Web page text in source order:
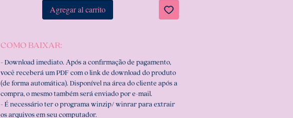
Agregar al carrito
COMO BAIXAR:
- Download imediato. Após a confirmação de pagamento,
você receberá um PDF com o link de download do produto
(de forma automática). Disponível na área do cliente após a
compra, o mesmo também será enviado por e-mail.
- É necessário ter o programa winzip/ winrar para extrair
os arquivos em seu computador.